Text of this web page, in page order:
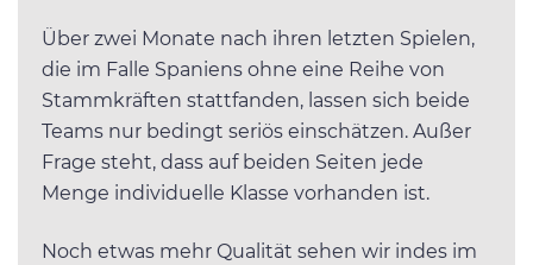
Über zwei Monate nach ihren letzten Spielen,
die im Falle Spaniens ohne eine Reihe von
Stammkräften stattfanden, lassen sich beide
Teams nur bedingt seriös einschätzen. Außer
Frage steht, dass auf beiden Seiten jede
Menge individuelle Klasse vorhanden ist.
Noch etwas mehr Qualität sehen wir indes im